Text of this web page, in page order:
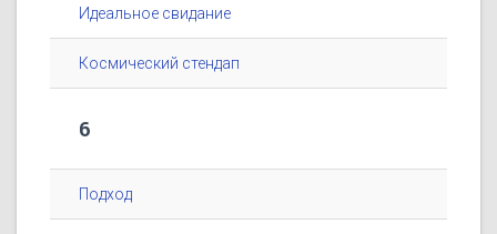
Идеальное свидание
Космический стендап
6
Подход